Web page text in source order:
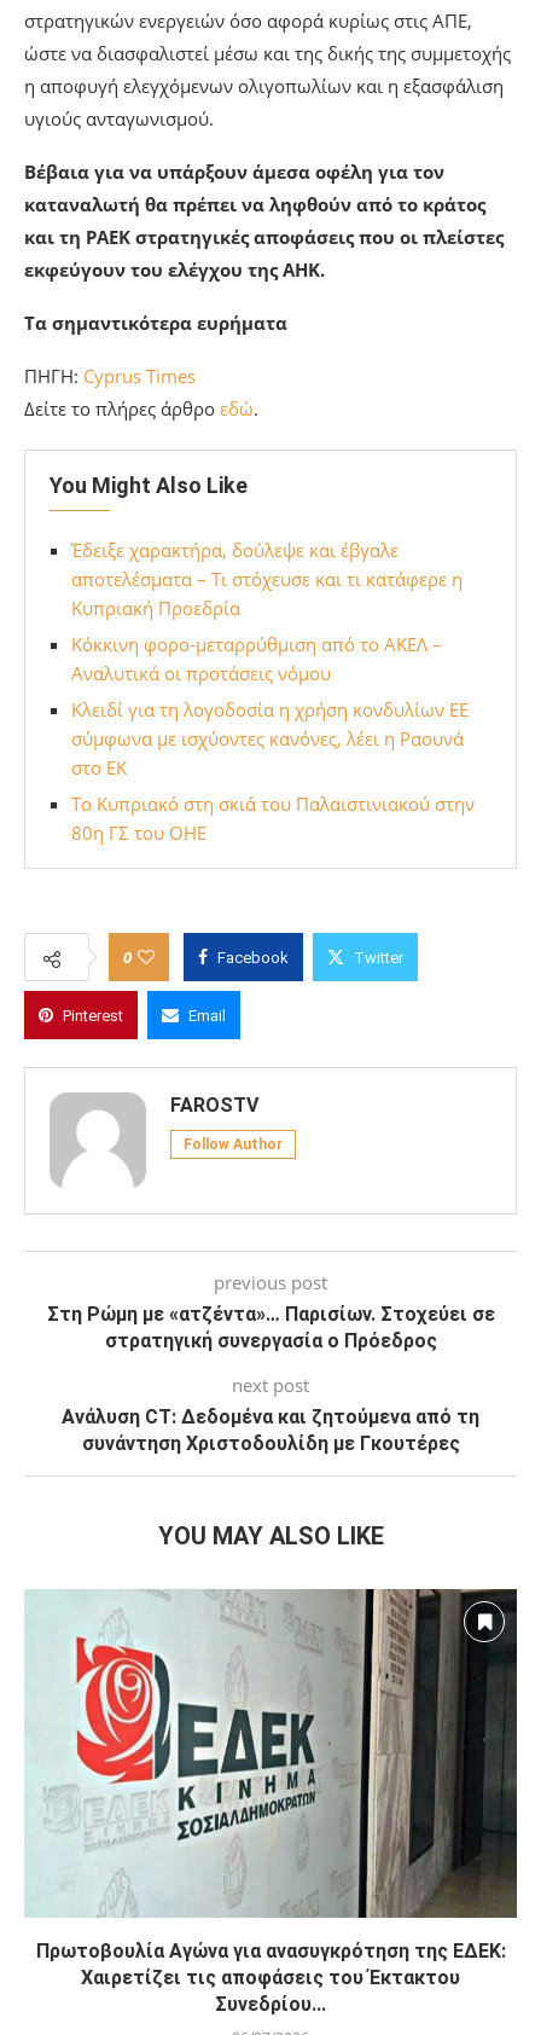
απουσία ηλεκτρικής διασύνδεσης, την περιορισμένη
αποθήκευση, τη μη έλευση φυσικού αερίου, τη γήρανση
υφιστάμενων θερμικών μονάδων της ΑΗΚ,
συμβάλλει
στη διατήρηση υψηλών τιμών ηλεκτρικής ενέργειας.
Τα πιο πάνω καταδεικνύουν την ανάγκη ενίσχυσης της
αποτελεσματικότητας της ΑΗΚ και επιτάχυνσης
στρατηγικών ενεργειών όσο αφορά κυρίως στις ΑΠΕ,
ώστε να διασφαλιστεί μέσω και της δικής της συμμετοχής
η αποφυγή ελεγχόμενων ολιγοπωλίων και η εξασφάλιση
υγιούς ανταγωνισμού.
Βέβαια για να υπάρξουν άμεσα οφέλη για τον
καταναλωτή θα πρέπει να ληφθούν από το κράτος
εκφεύγουν του ελέγχου της ΑΗΚ.
ΠΗΓΗ:Cyprus Times
Δείτε το πλήρες άρθροεδώ
You Might Also Like
Έδειξε χαρακτήρα, δούλεψε και έβγαλε
αποτελέσματα – Τι στόχευσε και τι κατάφερε η
Κυπριακή Προεδρία
Κόκκινη φορο-μεταρρύθμιση από το ΑΚΕΛ –
Αναλυτικά οι προτάσεις νόμου
σύμφωνα με ισχύοντες κανόνες, λέει η Ραουνά
στο ΕΚ
Το Κυπριακό στη σκιά του Παλαιστινιακού στην
80η ΓΣ του ΟΗΕ
0 Facebook
Pinterest Email
FAROSTV
Follow Author
στρατηγική συνεργασία ο Πρόεδρος
next post
Ανάλυση CT: Δεδομένα και ζητούμενα από τη
συνάντηση Χριστοδουλίδη με Γκουτέρες
YOU MAY ALSO LIKE